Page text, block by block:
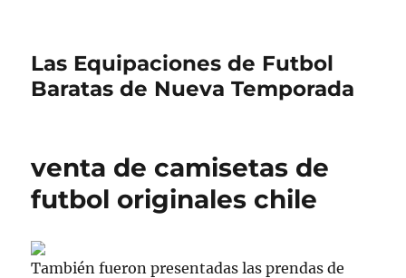
Las Equipaciones de Futbol
Baratas de Nueva Temporada
venta de camisetas de
futbol originales chile
También fueron presentadas las prendas de